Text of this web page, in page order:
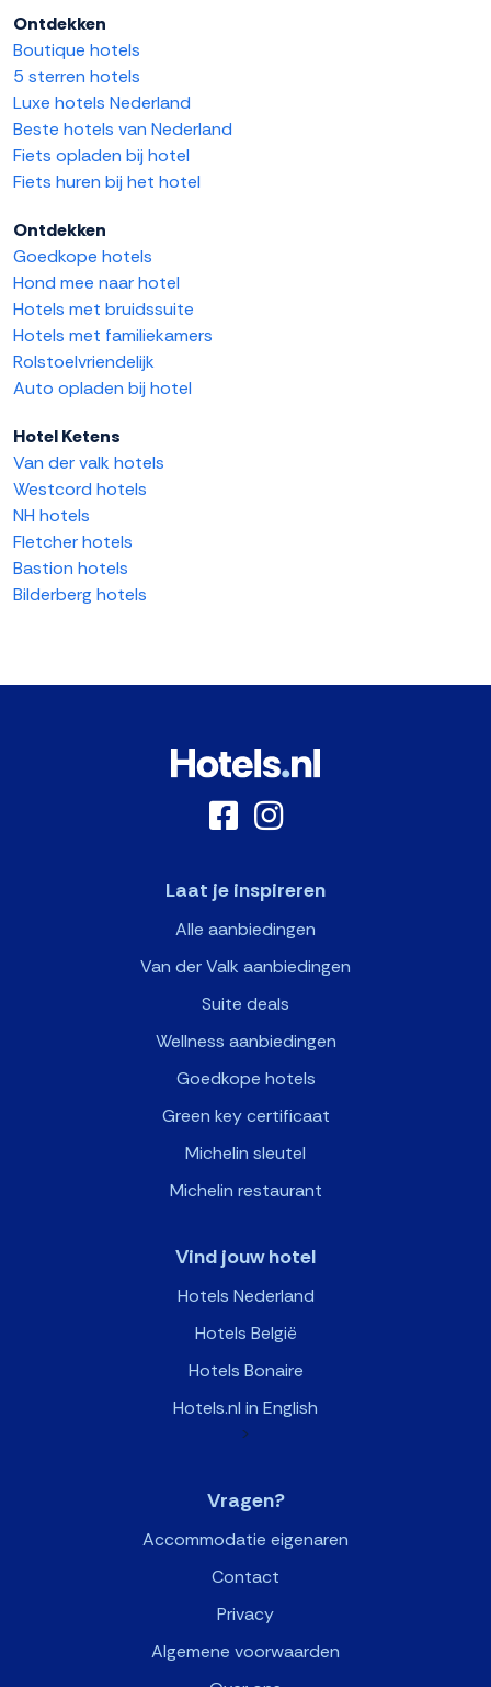
Ontdekken
Boutique hotels
5 sterren hotels
Luxe hotels Nederland
Beste hotels van Nederland
Fiets opladen bij hotel
Fiets huren bij het hotel
Ontdekken
Goedkope hotels
Hond mee naar hotel
Hotels met bruidssuite
Hotels met familiekamers
Rolstoelvriendelijk
Auto opladen bij hotel
Hotel Ketens
Van der valk hotels
Westcord hotels
NH hotels
Fletcher hotels
Bastion hotels
Bilderberg hotels
Laat je inspireren
Alle aanbiedingen
Van der Valk aanbiedingen
Suite deals
Wellness aanbiedingen
Goedkope hotels
Green key certificaat
Michelin sleutel
Michelin restaurant
Vind jouw hotel
Hotels Nederland
Hotels België
Hotels Bonaire
Hotels.nl in English
>
Vragen?
Accommodatie eigenaren
Contact
Privacy
Algemene voorwaarden